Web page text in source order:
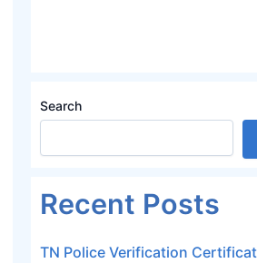
Search
Recent Posts
TN Police Verification